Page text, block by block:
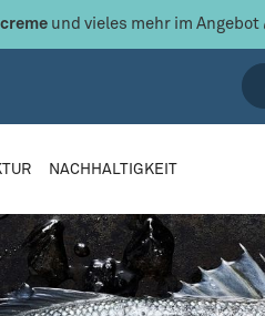
und vieles mehr im Angebot
NACHHALTIGKEIT